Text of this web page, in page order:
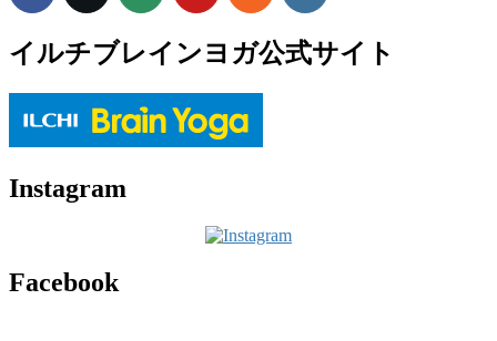
イルチブレインヨガ公式サイト
Instagram
Facebook